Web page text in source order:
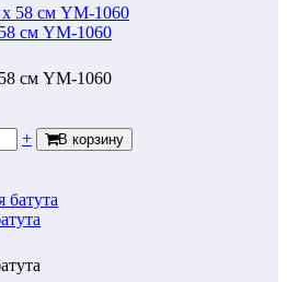
см YM-1060
см YM-1060
+ В корзину